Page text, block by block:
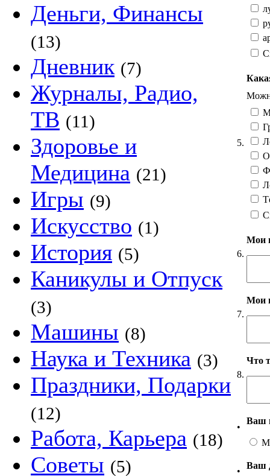
Деньги, Финансы
(13)
Дневник (7)
Журналы, Радио,
ТВ (11)
Здоровье и
Медицина (21)
Игры (9)
Искусство (1)
История (5)
Каникулы и Отпуск
(3)
Машины (8)
Наука и Техника (3)
Праздники, Подарки
(12)
Работа, Карьера (18)
Советы (5)
5.
6.
Мои
7.
Мои
8.
Что
•
Ваш
•
Ваш